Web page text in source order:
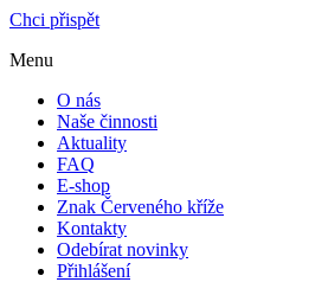
Chci přispět
Menu
O nás
Naše činnosti
Aktuality
FAQ
E-shop
Znak Červeného kříže
Kontakty
Odebírat novinky
Přihlášení